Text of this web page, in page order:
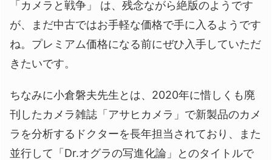
「カメラと戦争」 は、残念ながら絶版のようです
が、まだ中古ではお手軽な価格で手に入るようです
ね。プレミアム価格になる前にぜひ入手していただ
きたいです。
ちなみに小倉磐夫先生とは、2020年に惜しくも廃
刊したカメラ雑誌「アサヒカメラ」で新製品のカメ
ラを分析するドクターを長年担当されており、また
並行して「Dr.オグラの写進化論」とのタイトルで